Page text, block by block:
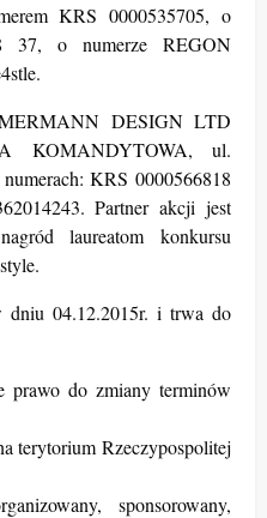
KRS 0000535705, o
37, o numerze REGON
DESIGN LTD
KOMANDYTOWA, ul.
KRS 0000566818
Partner akcji jest
laureatom konkursu
dniu 04.12.2015r. i trwa do
prawo do zmiany terminów
terytorium Rzeczypospolitej
sponsorowany,